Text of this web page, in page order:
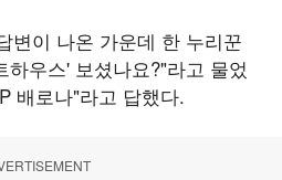
변이 나온 가운데 한 누리꾼
우스' 보셨나요?"라고 물었
배로나"라고 답했다.